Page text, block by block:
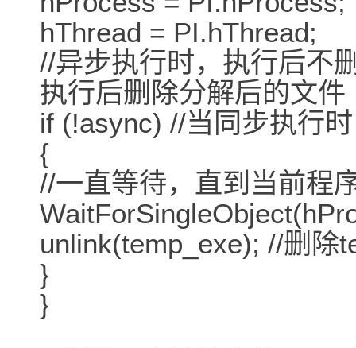
hThread = PI.hThread;
//异步执行时，执行后不
执行后删除分解后的文件
if (!async) //当同步执行时
{
//一直等待，直到当前程
unlink(temp_exe); //删除
}
}